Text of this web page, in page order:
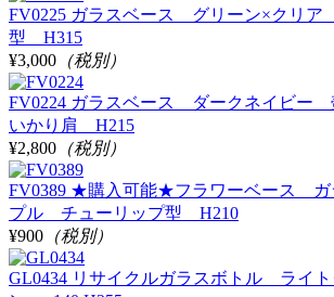
FV0225 ガラスベース グリーン×クリ
型 H315
¥3,000 （税別）
FV0224 ガラスベース ダークネイビ
いかり肩 H215
¥2,800 （税別）
FV0389 ★購入可能★フラワーベース
プル チューリップ型 H210
¥900 （税別）
GL0434 リサイクルガラスボトル ライ